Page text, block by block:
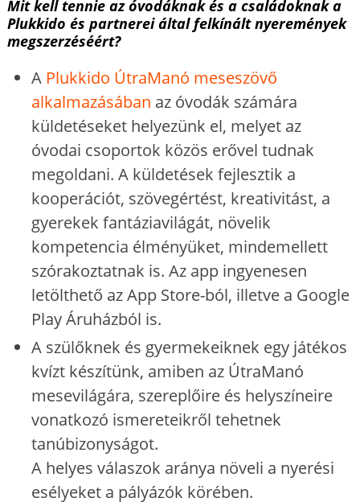
Mit kell tennie az óvodáknak és a családoknak a
Plukkido és partnerei által felkínált nyeremények
megszerzéséért?
A Plukkido ÚtraManó meseszövő
alkalmazásában az óvodák számára
küldetéseket helyezünk el, melyet az
óvodai csoportok közös erővel tudnak
megoldani. A küldetések fejlesztik a
kooperációt, szövegértést, kreativitást, a
gyerekek fantáziavilágát, növelik
kompetencia élményüket, mindemellett
szórakoztatnak is. Az app ingyenesen
letölthető az App Store-ból, illetve a Google
Play Áruházból is.
A szülőknek és gyermekeiknek egy játékos
kvízt készítünk, amiben az ÚtraManó
mesevilágára, szereplőire és helyszíneire
vonatkozó ismereteikről tehetnek
tanúbizonyságot.
A helyes válaszok aránya növeli a nyerési
esélyeket a pályázók körében.